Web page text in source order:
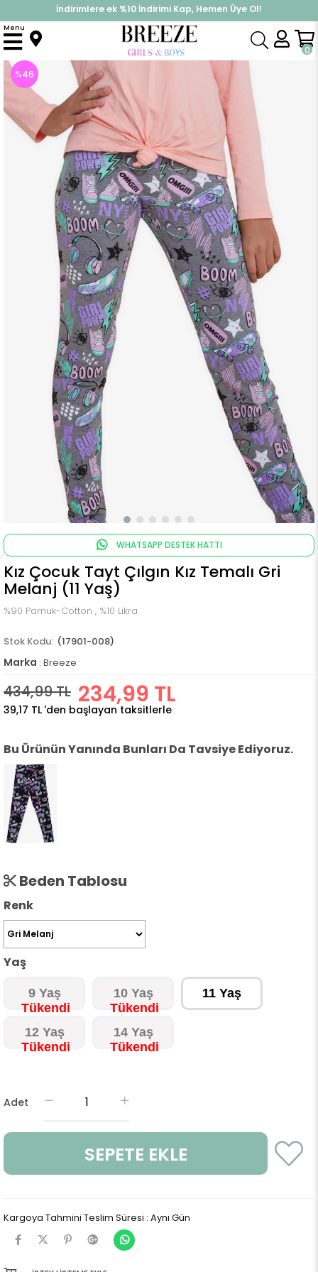
%30 Sepette Yaz İndirimi, Hemen Al!
İndirimlere ek %10 İndirimi Kap, Hemen Üye Ol!
0
Menu
Anasayfa Alt Giyim Tayt
%46
WHATSAPP DESTEK HATTI
Kız Çocuk Tayt Çılgın Kız Temalı Gri
Melanj (11 Yaş)
%90 Pamuk-Cotton , %10 Likra
(17901-008)
Marka : Breeze
434,99 TL 234,99 TL
39,17 TL 'den başlayan taksitlerle
Bu Ürünün Yanında Bunları Da Tavsiye Ediyoruz.
Beden Tablosu
Renk
Yaş
9 Yaş 10 Yaş 11 Yaş
12 Yaş 14 Yaş
Adet
Kargoya Tahmini Teslim Süresi : Aynı Gün